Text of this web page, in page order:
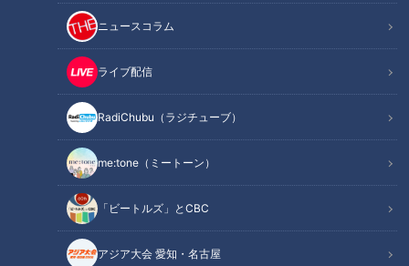
ニュースコラム
ライブ配信
RadiChubu（ラジチューブ）
me:tone（ミートーン）
「ビートルズ」とCBC
アジア大会 愛知・名古屋
【チャント！】。
木曜日の人気コーナー『なりゆきアフロ』は、アフロヘアーが
トレードマークの副島淳くんが、出会った人に「街のおいしい
もの」を聞いて東海地方の125市町村を巡る、なりゆきグルメ